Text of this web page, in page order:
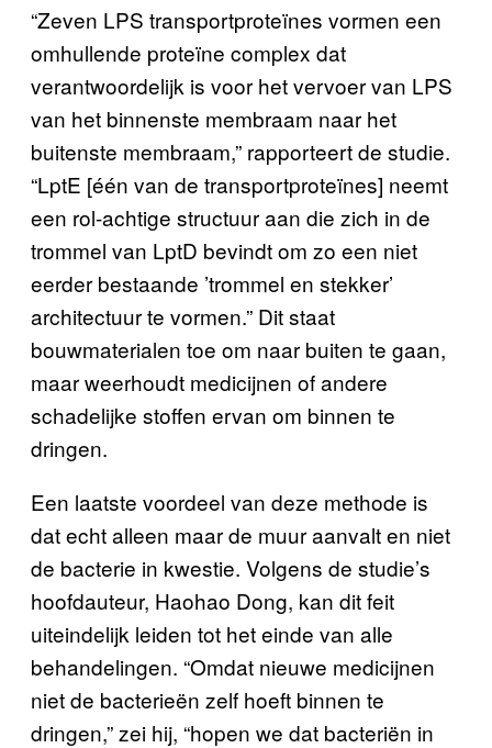
“Zeven LPS transportproteïnes vormen een
omhullende proteïne complex dat
verantwoordelijk is voor het vervoer van LPS
van het binnenste membraam naar het
buitenste membraam,” rapporteert de studie.
“LptE [één van de transportproteïnes] neemt
een rol-achtige structuur aan die zich in de
trommel van LptD bevindt om zo een niet
eerder bestaande ’trommel en stekker’
architectuur te vormen.” Dit staat
bouwmaterialen toe om naar buiten te gaan,
maar weerhoudt medicijnen of andere
schadelijke stoffen ervan om binnen te
dringen.
Een laatste voordeel van deze methode is
dat echt alleen maar de muur aanvalt en niet
de bacterie in kwestie. Volgens de studie’s
hoofdauteur, Haohao Dong, kan dit feit
uiteindelijk leiden tot het einde van alle
behandelingen. “Omdat nieuwe medicijnen
niet de bacterieën zelf hoeft binnen te
dringen,” zei hij, “hopen we dat bacteriën in